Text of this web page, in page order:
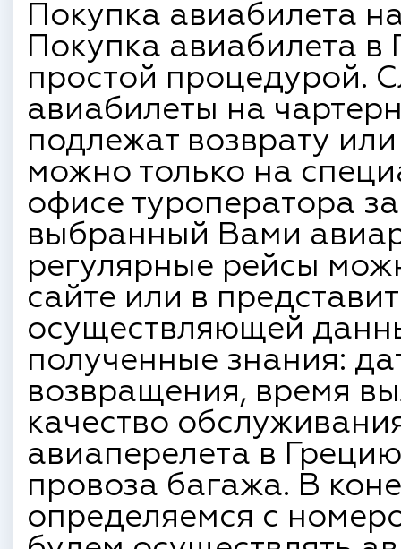
Покупка авиабилета
Покупка авиабилета в
простой процедурой.
авиабилеты на
подлежат возврату
можно только на
офисе туроператора
выбранный Вами
регулярные рейсы
сайте или в
осуществляющей
полученные знания:
возвращения, время
качество
авиаперелета в
провоза багажа. В
определяемся с